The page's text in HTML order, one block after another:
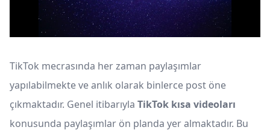
TikTok mecrasında her zaman paylaşımlar
yapılabilmekte ve anlık olarak binlerce post öne
çıkmaktadır. Genel itibarıyla TikTok kısa videoları
konusunda paylaşımlar ön planda yer almaktadır. Bu